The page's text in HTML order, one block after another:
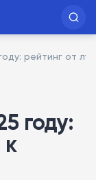
рейтинг от
году: